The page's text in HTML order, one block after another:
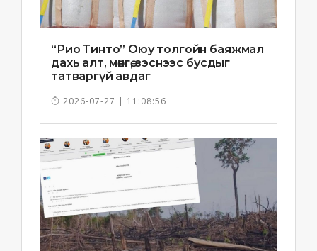
“Рио Тинто” Оюу толгойн баяжмал
дахь алт, мөнгө, зэснээс бусдыг
татваргүй авдаг
2026-07-27 | 11:08:56